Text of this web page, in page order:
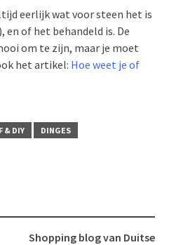
eerlijk wat voor steen het is
en of het behandeld is. De
om te zijn, maar je moet
het artikel: Hoe weet je of
& DIY
DINGES
Shopping blog van Duitse